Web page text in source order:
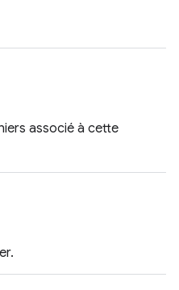
associé à cette